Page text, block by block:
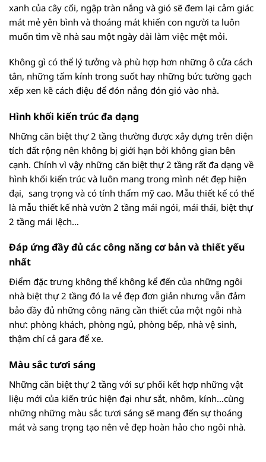
xanh của cây cối, ngập tràn nắng và gió sẽ đem lại cảm giác
mát mẻ yên bình và thoáng mát khiến con người ta luôn
muốn tìm về nhà sau một ngày dài làm việc mệt mỏi.
Không gì có thể lý tưởng và phù hợp hơn những ô cửa cách
tân, những tấm kính trong suốt hay những bức tường gạch
xếp xen kẽ cách điệu để đón nắng đón gió vào nhà.
Hình khối kiến trúc đa dạng
Những căn biệt thự 2 tầng thường được xây dựng trên diện
tích đất rộng nên không bị giới hạn bởi không gian bên
cạnh. Chính vì vậy những căn biệt thự 2 tầng rất đa dạng về
hình khối kiến trúc và luôn mang trong mình nét đẹp hiện
đại, sang trọng và có tính thẩm mỹ cao. Mẫu thiết kế có thể
là mẫu thiết kế nhà vườn 2 tầng mái ngói, mái thái, biệt thự
2 tầng mái lệch…
Đáp ứng đầy đủ các công năng cơ bản và thiết yếu
nhất
Điểm đặc trưng không thể không kể đến của những ngôi
nhà biệt thự 2 tầng đó la vẻ đẹp đơn giản nhưng vẫn đảm
bảo đầy đủ những công năng cần thiết của một ngôi nhà
như: phòng khách, phòng ngủ, phòng bếp, nhà vệ sinh,
thậm chí cả gara để xe.
Màu sắc tươi sáng
Những căn biệt thự 2 tầng với sự phối kết hợp những vật
liệu mới của kiến trúc hiện đại như sắt, nhôm, kính…cùng
những những màu sắc tươi sáng sẽ mang đến sự thoáng
mát và sang trọng tạo nên vẻ đẹp hoàn hảo cho ngôi nhà.